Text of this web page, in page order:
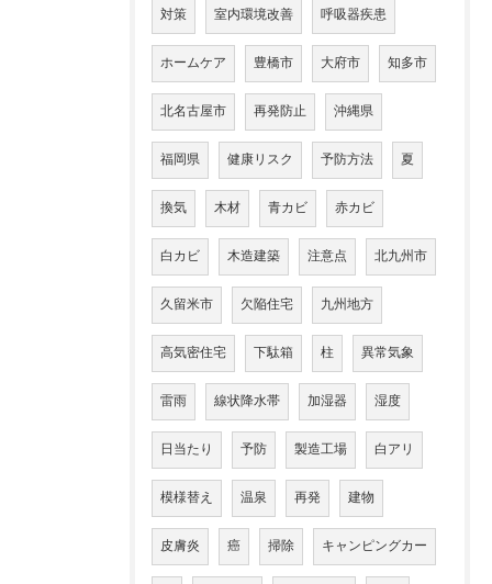
対策 室内環境改善 呼吸器疾患
ホームケア 豊橋市 大府市 知多市
北名古屋市 再発防止 沖縄県
福岡県 健康リスク 予防方法 夏
換気 木材 青カビ 赤カビ
白カビ 木造建築 注意点 北九州市
久留米市 欠陥住宅 九州地方
高気密住宅 下駄箱 柱 異常気象
雷雨 線状降水帯 加湿器 湿度
日当たり 予防 製造工場 白アリ
模様替え 温泉 再発 建物
皮膚炎 癌 掃除 キャンピングカー